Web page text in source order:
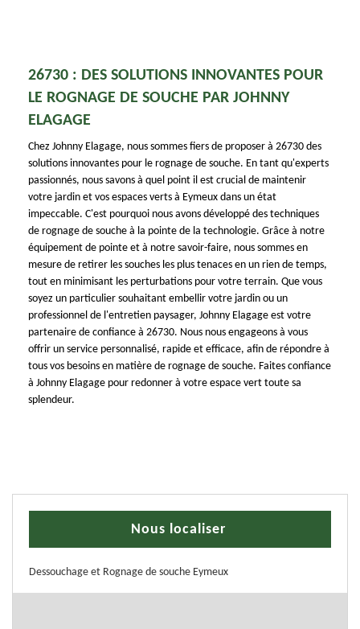
26730 : DES SOLUTIONS INNOVANTES POUR
LE ROGNAGE DE SOUCHE PAR JOHNNY
ELAGAGE
Chez Johnny Elagage, nous sommes fiers de proposer à 26730 des
solutions innovantes pour le rognage de souche. En tant qu'experts
passionnés, nous savons à quel point il est crucial de maintenir
votre jardin et vos espaces verts à Eymeux dans un état
impeccable. C'est pourquoi nous avons développé des techniques
de rognage de souche à la pointe de la technologie. Grâce à notre
équipement de pointe et à notre savoir-faire, nous sommes en
mesure de retirer les souches les plus tenaces en un rien de temps,
tout en minimisant les perturbations pour votre terrain. Que vous
soyez un particulier souhaitant embellir votre jardin ou un
professionnel de l'entretien paysager, Johnny Elagage est votre
partenaire de confiance à 26730. Nous nous engageons à vous
offrir un service personnalisé, rapide et efficace, afin de répondre à
tous vos besoins en matière de rognage de souche. Faites confiance
à Johnny Elagage pour redonner à votre espace vert toute sa
splendeur.
Nous localiser
Dessouchage et Rognage de souche Eymeux